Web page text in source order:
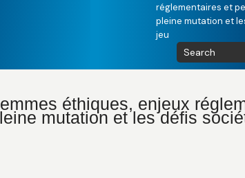
réglementaires et
pleine mutation et
jeu
éthiques, enjeux
mutation et les défis